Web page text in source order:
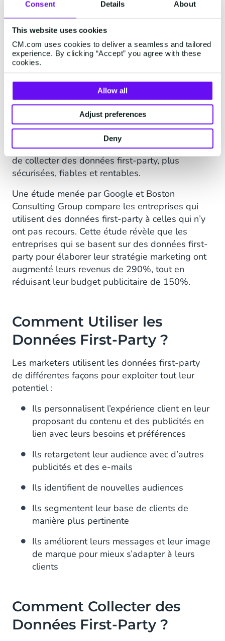
Consent Details About
This website uses cookies
CM.com uses cookies to deliver a seamless and tailored
experience. By clicking “Accept” you agree with these
cookies.
Allow all
Adjust preferences
Deny
performances de leurs contenus et de leurs
campagnes, ainsi que de calculer leur ROAS
(Return on Advertising Spend).
De plus, avec lesnormes de confidentialité
comme le RGPD, le CCPA et les lois relatives aux
cookies en vigueur dans plusieurs pays
(Danemark, Belgique, Allemagne…), il devient de
plus en plus difficile de collecter des données
fiables en utilisant des cookies third-party.
En réponse à cette tendance, les entreprises
sont de plus en plus à la recherche de moyens
de collecter des données first-party, plus
sécurisées, fiables et rentables.
Une étude menée par Google et Boston
Consulting Group compare les entreprises qui
utilisent des données first-party à celles qui n’y
ont pas recours. Cette étude révèle que les
entreprises qui se basent sur des données first-
party pour élaborer leur stratégie marketing ont
augmenté leurs revenus de 290%, tout en
réduisant leur budget publicitaire de 150%.
Comment Utiliser les
Données First-Party ?
Les marketers utilisent les données first-party
de différentes façons pour exploiter tout leur
potentiel :
Ils personnalisent l’expérience client en leur
proposant du contenu et des publicités en
lien avec leurs besoins et préférences
Ils retargetent leur audience avec d’autres
publicités et des e-mails
Ils identifient de nouvelles audiences
Ils segmentent leur base de clients de
manière plus pertinente
Ils améliorent leurs messages et leur image
de marque pour mieux s’adapter à leurs
clients
Comment Collecter des
Données First-Party ?